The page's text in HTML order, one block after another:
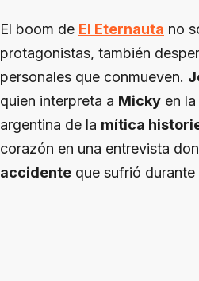
El boom de El Eternauta no
protagonistas, también
personales que conmueven.
quien interpreta a Micky en la
argentina de la mítica
corazón en una entrevista
accidente que sufrió durante